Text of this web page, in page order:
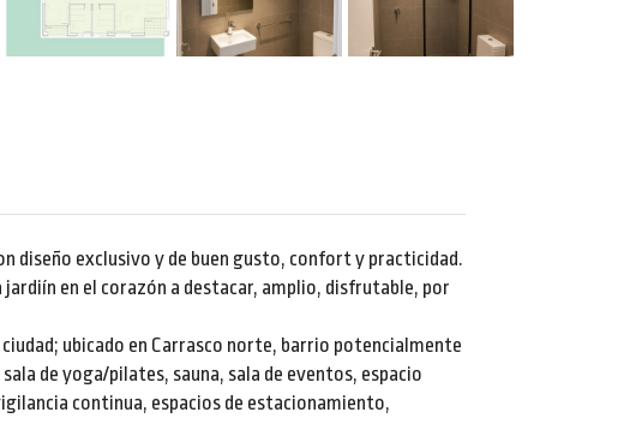
diseño exclusivo y de buen gusto, confort y practicidad.
jardiín en el corazón a destacar, amplio, disfrutable, por
ubicado en Carrasco norte, barrio potencialmente
de yoga/pilates, sauna, sala de eventos, espacio
continua, espacios de estacionamiento,